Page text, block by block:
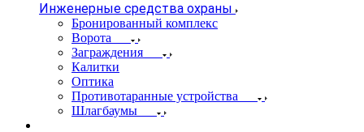
Инженерные средства охраны
Бронированный комплекс
Ворота
Заграждения
Калитки
Оптика
Противотаранные устройства
Шлагбаумы